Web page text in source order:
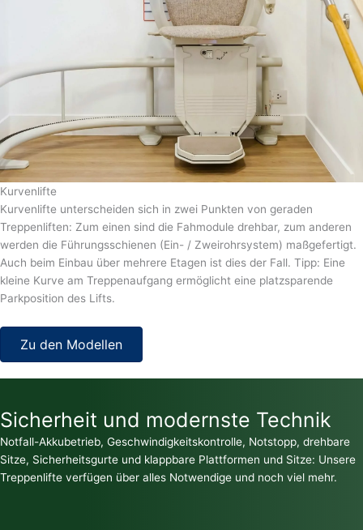
Kurvenlifte
Kurvenlifte unterscheiden sich in zwei Punkten von geraden
Treppenliften: Zum einen sind die Fahmodule drehbar, zum anderen
werden die Führungsschienen (Ein- / Zweirohrsystem) maßgefertigt.
Auch beim Einbau über mehrere Etagen ist dies der Fall. Tipp: Eine
kleine Kurve am Treppenaufgang ermöglicht eine platzsparende
Parkposition des Lifts.
Zu den Modellen
Sicherheit und modernste Technik
Notfall-Akkubetrieb, Geschwindigkeitskontrolle, Notstopp, drehbare
Sitze, Sicherheitsgurte und klappbare Plattformen und Sitze: Unsere
Treppenlifte verfügen über alles Notwendige und noch viel mehr.